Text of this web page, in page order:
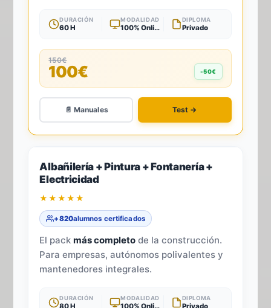
DURACIÓN
60 H
MODALIDAD
100% Online
DIPLOMA
Privado
150€
100€ -50€
📄 Manuales Test →
4 TÍTULOS · 1 TEST
Albañilería + Pintura + Fontanería +
Electricidad
★★★★★
+820alumnos certificados
El packmás completo de la construcción.
Para empresas, autónomos polivalentes y
mantenedores integrales.
DURACIÓN
80 H
MODALIDAD
100% Online
DIPLOMA
Privado